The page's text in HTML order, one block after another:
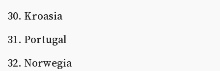
30. Kroasia
31. Portugal
32. Norwegia